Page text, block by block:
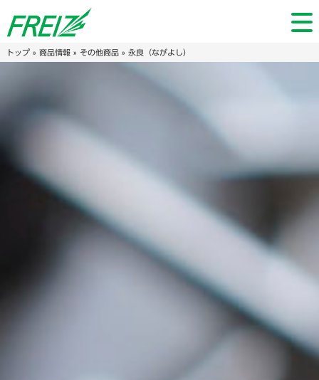
トップ» 商品情報» その他商品» 永良（ながよし）